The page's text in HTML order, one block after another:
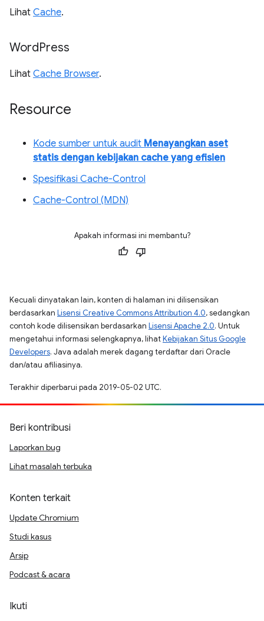
Lihat Cache.
WordPress
Lihat Cache Browser.
Resource
Kode sumber untuk audit Menayangkan aset
statis dengan kebijakan cache yang efisien
Spesifikasi Cache-Control
Cache-Control (MDN)
Apakah informasi ini membantu?
Kecuali dinyatakan lain, konten di halaman ini dilisensikan
berdasarkan Lisensi Creative Commons Attribution 4.0, sedangkan
contoh kode dilisensikan berdasarkan Lisensi Apache 2.0. Untuk
mengetahui informasi selengkapnya, lihatKebijakan Situs Google
Developers. Java adalah merek dagang terdaftar dari Oracle
dan/atau afiliasinya.
Terakhir diperbarui pada 2019-05-02 UTC.
Beri kontribusi
Laporkan bug
Lihat masalah terbuka
Konten terkait
Update Chromium
Studi kasus
Arsip
Podcast & acara
Ikuti